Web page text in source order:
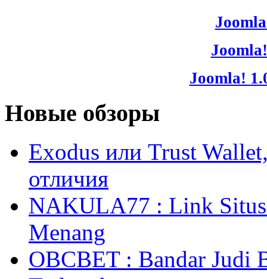
Joomla!
Новые обзоры
Exodus или Trust
отличия
NAKULA77 : Link Situs
Menang
OBCBET : Bandar Judi